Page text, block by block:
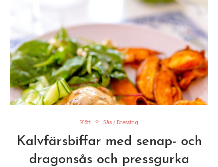
Kött Sås / Dressing
Kalvfärsbiffar med senap- och
dragonsås och pressgurka